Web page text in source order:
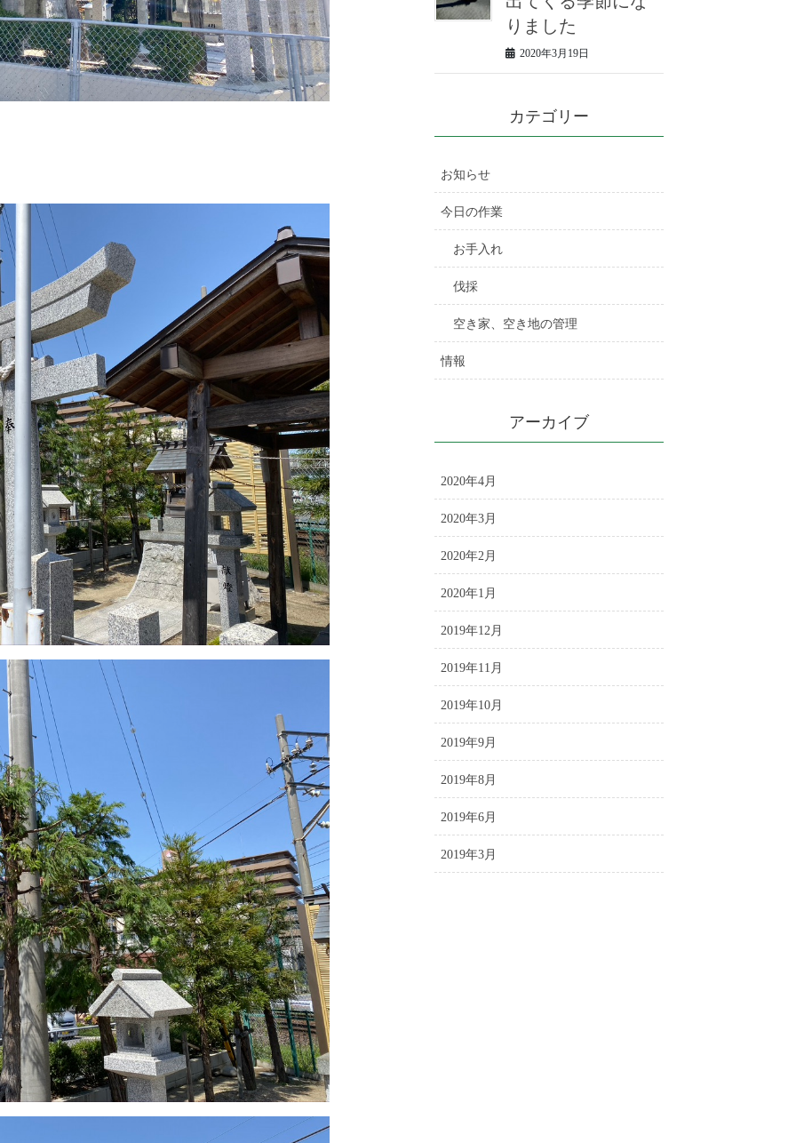
りました
2020年3月19日
カテゴリー
お知らせ
今日の作業
お手入れ
伐採
空き家、空き地の管理
情報
アーカイブ
2020年4月
2020年3月
2020年2月
2020年1月
2019年12月
2019年11月
2019年10月
2019年9月
2019年8月
2019年6月
2019年3月